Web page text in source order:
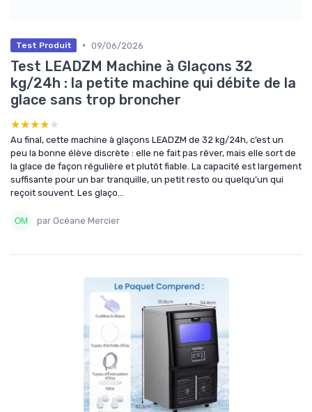
Test Produit • 09/06/2026
Test LEADZM Machine à Glaçons 32
kg/24h : la petite machine qui débite de la
glace sans trop broncher
★★★★★
★★★★★
Au final, cette machine à glaçons LEADZM de 32 kg/24h, c’est un
peu la bonne élève discrète : elle ne fait pas rêver, mais elle sort de
la glace de façon régulière et plutôt fiable. La capacité est largement
suffisante pour un bar tranquille, un petit resto ou quelqu’un qui
reçoit souvent. Les glaço...
par Océane Mercier